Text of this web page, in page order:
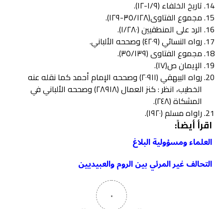
تاریخ الخلفاء (١/٩-١٢).
مجموع الفتاوی(٣٥/١٢٨-١٢٩).
الرد على المنطقيين (١/٢٨٠).
رواه النسائي (٤٢٠٩) وصححه الألباني.
مجموع الفتاوی (٣٥/١٣٩).
الإيمان ص(۱۷).
رواه البيهقي (۲۰۹۱۱) وصححه الإمام أحمد كما نقله عنه
الخطيب، انظر : کنز العمال (۲۸۹۱۸) وصححه الألباني في
المشكاة (٢٤٨).
راواه مسلم (۱۹۲۰).
اقرأ أيضاً:
العلماء ومسؤولية البلاغ
التحالف غير المرئي بين الروم والعبيديين
٠